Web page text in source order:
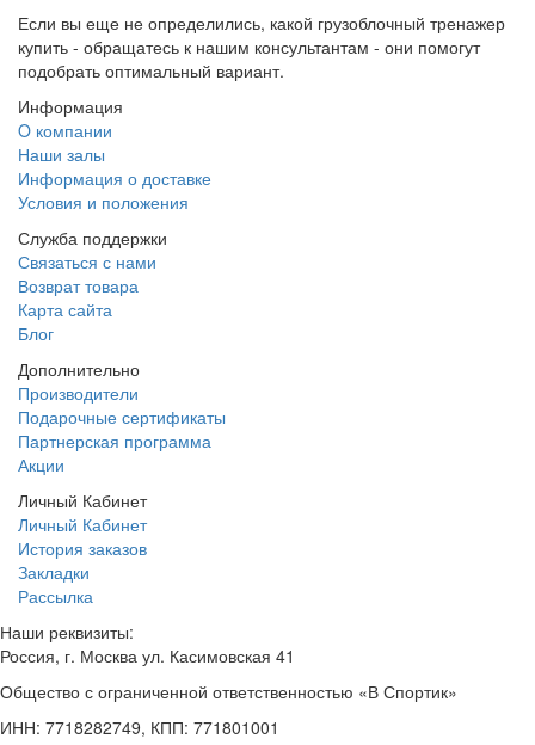
Если вы еще не определились, какой грузоблочный тренажер
купить - обращатесь к нашим консультантам - они помогут
подобрать оптимальный вариант.
Информация
O компании
Наши залы
Информация о доставке
Условия и положения
Служба поддержки
Связаться с нами
Возврат товара
Карта сайта
Блог
Дополнительно
Производители
Подарочные сертификаты
Партнерская программа
Акции
Личный Кабинет
Личный Кабинет
История заказов
Закладки
Рассылка
Наши реквизиты:
Россия, г. Москва ул. Касимовская 41
Общество с ограниченной ответственностью «В Спортик»
ИНН: 7718282749, КПП: 771801001